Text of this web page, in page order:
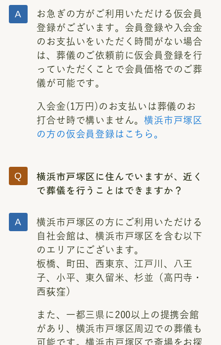
お急ぎの方がご利用いただける仮会員
登録がございます。会員登録や入会金
のお支払いをいただく時間がない場合
は、葬儀のご依頼前に仮会員登録を行
っていただくことで会員価格でのご葬
儀が可能です。
入会金(1万円)のお支払いは葬儀のお
打合せ時で構いません。横浜市戸塚区
の方の仮会員登録はこちら。
横浜市戸塚区に住んでいますが、近く
で葬儀を行うことはできますか？
横浜市戸塚区の方にご利用いただける
自社会館は、横浜市戸塚区を含む以下
のエリアにございます。
板橋、町田、西東京、江戸川、八王
子、小平、東久留米、杉並（高円寺・
西荻窪）
また、一都三県に200以上の提携会館
があり、横浜市戸塚区周辺での葬儀も
可能です。横浜市戸塚区で斎場をお探